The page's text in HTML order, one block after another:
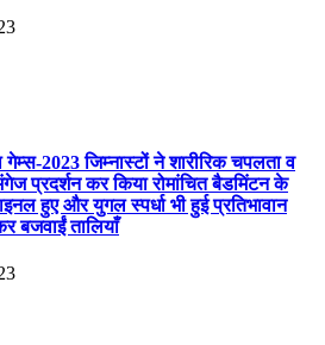
2023 जिम्नास्टों ने शारीरिक चपलता व
प्रदर्शन कर किया रोमांचित बैडमिंटन के
हुए और युगल स्पर्धा भी हुई प्रतिभावान
बजवाईं तालियाँ